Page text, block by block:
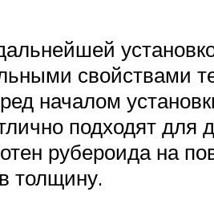
свойствами
началом
подходят
рубероида на
толщину.